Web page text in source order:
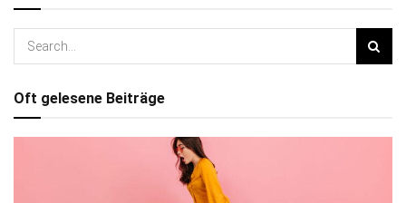
Oft gelesene Beiträge